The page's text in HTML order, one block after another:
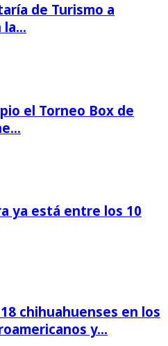
de Turismo a
la…
el Torneo Box de
ya está entre los 10
chihuahuenses en los
y…